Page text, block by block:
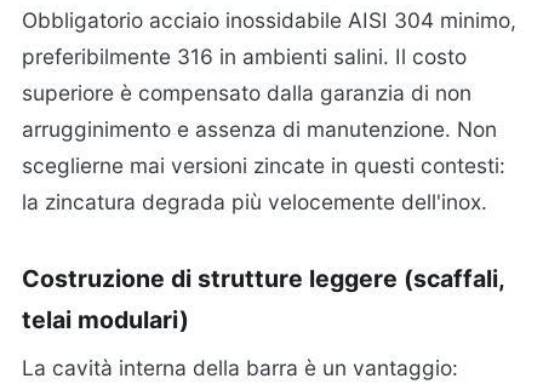
Obbligatorio acciaio inossidabile AISI 304 minimo,
preferibilmente 316 in ambienti salini. Il costo
superiore è compensato dalla garanzia di non
arrugginimento e assenza di manutenzione. Non
sceglierne mai versioni zincate in questi contesti:
la zincatura degrada più velocemente dell'inox.
Costruzione di strutture leggere (scaffali,
telai modulari)
La cavità interna della barra è un vantaggio: